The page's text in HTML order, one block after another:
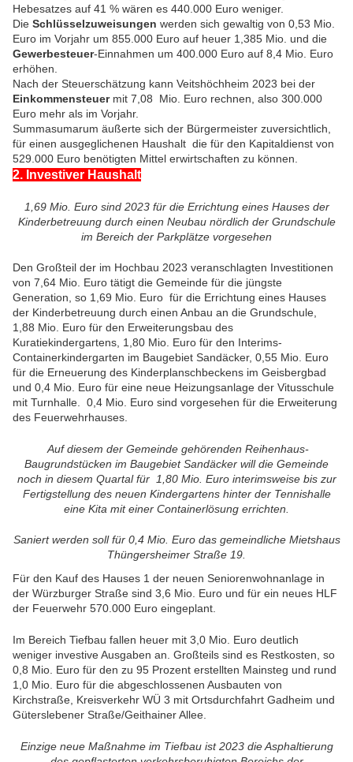
Hebesatzes auf 41 % wären es 440.000 Euro weniger.
Die Schlüsselzuweisungen werden sich gewaltig von 0,53 Mio.
Euro im Vorjahr um 855.000 Euro auf heuer 1,385 Mio. und die
Gewerbesteuer-Einnahmen um 400.000 Euro auf 8,4 Mio. Euro
erhöhen.
Nach der Steuerschätzung kann Veitshöchheim 2023 bei der
Einkommensteuer mit 7,08 Mio. Euro rechnen, also 300.000
Euro mehr als im Vorjahr.
Summasumarum äußerte sich der Bürgermeister zuversichtlich,
für einen ausgeglichenen Haushalt die für den Kapitaldienst von
529.000 Euro benötigten Mittel erwirtschaften zu können.
2. Investiver Haushalt
1,69 Mio. Euro sind 2023 für die Errichtung eines Hauses der
Kinderbetreuung durch einen Neubau nördlich der Grundschule
im Bereich der Parkplätze vorgesehen
Den Großteil der im Hochbau 2023 veranschlagten Investitionen
von 7,64 Mio. Euro tätigt die Gemeinde für die jüngste
Generation, so 1,69 Mio. Euro für die Errichtung eines Hauses
der Kinderbetreuung durch einen Anbau an die Grundschule,
1,88 Mio. Euro für den Erweiterungsbau des
Kuratiekindergartens, 1,80 Mio. Euro für den Interims-
Containerkindergarten im Baugebiet Sandäcker, 0,55 Mio. Euro
für die Erneuerung des Kinderplanschbeckens im Geisbergbad
und 0,4 Mio. Euro für eine neue Heizungsanlage der Vitusschule
mit Turnhalle. 0,4 Mio. Euro sind vorgesehen für die Erweiterung
des Feuerwehrhauses.
Auf diesem der Gemeinde gehörenden Reihenhaus-
Baugrundstücken im Baugebiet Sandäcker will die Gemeinde
noch in diesem Quartal für 1,80 Mio. Euro interimsweise bis zur
Fertigstellung des neuen Kindergartens hinter der Tennishalle
eine Kita mit einer Containerlösung errichten.
Saniert werden soll für 0,4 Mio. Euro das gemeindliche Mietshaus
Thüngersheimer Straße 19.
Für den Kauf des Hauses 1 der neuen Seniorenwohnanlage in
der Würzburger Straße sind 3,6 Mio. Euro und für ein neues HLF
der Feuerwehr 570.000 Euro eingeplant.
Im Bereich Tiefbau fallen heuer mit 3,0 Mio. Euro deutlich
weniger investive Ausgaben an. Großteils sind es Restkosten, so
0,8 Mio. Euro für den zu 95 Prozent erstellten Mainsteg und rund
1,0 Mio. Euro für die abgeschlossenen Ausbauten von
Kirchstraße, Kreisverkehr WÜ 3 mit Ortsdurchfahrt Gadheim und
Güterslebener Straße/Geithainer Allee.
Einzige neue Maßnahme im Tiefbau ist 2023 die Asphaltierung